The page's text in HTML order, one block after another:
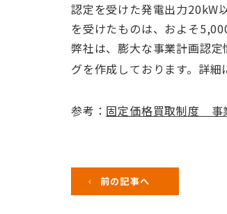
認定を受けた発電出力20kW
を受けたものは、およそ
弊社は、膨大な事業計画認
グを作成しております。詳
参考： 固定価格買取制度 事
前の記事へ